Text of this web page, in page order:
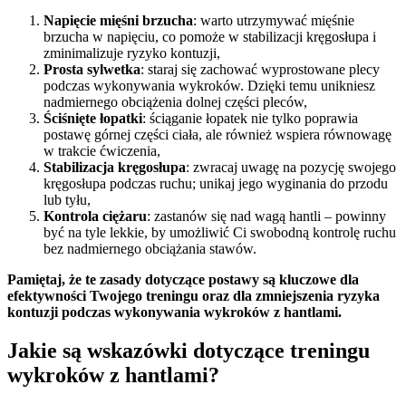
Napięcie mięśni brzucha: warto utrzymywać mięśnie
brzucha w napięciu, co pomoże w stabilizacji kręgosłupa i
zminimalizuje ryzyko kontuzji,
Prosta sylwetka: staraj się zachować wyprostowane plecy
podczas wykonywania wykroków. Dzięki temu unikniesz
nadmiernego obciążenia dolnej części pleców,
Ściśnięte łopatki: ściąganie łopatek nie tylko poprawia
postawę górnej części ciała, ale również wspiera równowagę
w trakcie ćwiczenia,
Stabilizacja kręgosłupa: zwracaj uwagę na pozycję swojego
kręgosłupa podczas ruchu; unikaj jego wyginania do przodu
lub tyłu,
Kontrola ciężaru: zastanów się nad wagą hantli – powinny
być na tyle lekkie, by umożliwić Ci swobodną kontrolę ruchu
bez nadmiernego obciążania stawów.
Pamiętaj, że te zasady dotyczące postawy są kluczowe dla
efektywności Twojego treningu oraz dla zmniejszenia ryzyka
kontuzji podczas wykonywania wykroków z hantlami.
Jakie są wskazówki dotyczące treningu
wykroków z hantlami?